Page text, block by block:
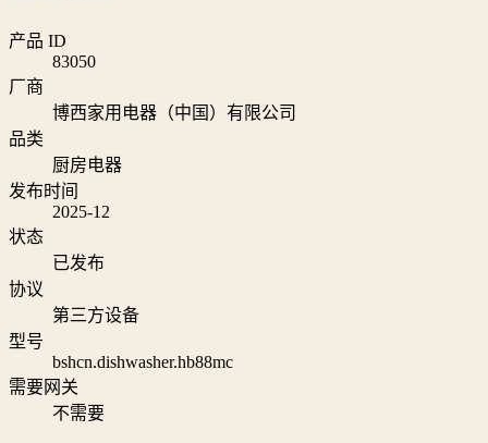
产品 ID
83050
厂商
博西家用电器（中国）有限公司
品类
厨房电器
发布时间
2025-12
状态
已发布
协议
第三方设备
型号
bshcn.dishwasher.hb88mc
需要网关
不需要